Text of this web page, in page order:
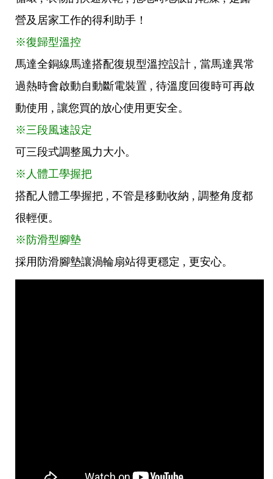
營及居家工作的得利助手！
※復歸型溫控
馬達全銅線馬達搭配復規型溫控設計 , 當馬達異常
過熱時會啟動自動斷電裝置 , 待溫度回復時可再啟
動使用 , 讓您買的放心使用更安全。
※三段風速設定
可三段式調整風力大小。
※人體工學握把
搭配人體工學握把 , 不管是移動收納 , 調整角度都
很輕便。
※防滑型腳墊
採用防滑腳墊讓渦輪扇站得更穩定 , 更安心。